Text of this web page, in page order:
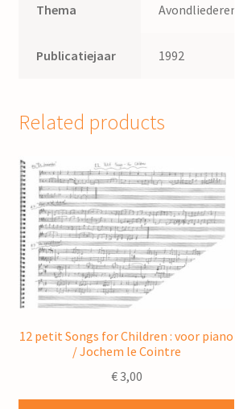
Thema Avondliederen
Publicatiejaar 1992
Related products
12 petit Songs for Children : voor piano
/ Jochem le Cointre
€3,00